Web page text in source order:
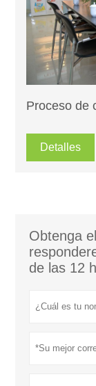
Proceso de
Detalles
Obtenga
de las 12